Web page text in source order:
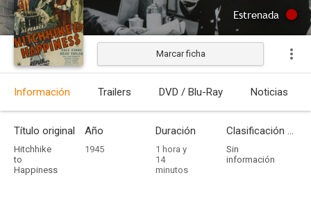
Estrenada
Marcar ficha
Información Trailers DVD / Blu-Ray Noticias
Título original
Hitchhike
to
Happiness
Año
1945
Duración
1 hora y
14
minutos
Clasificación por edades
Sin
información